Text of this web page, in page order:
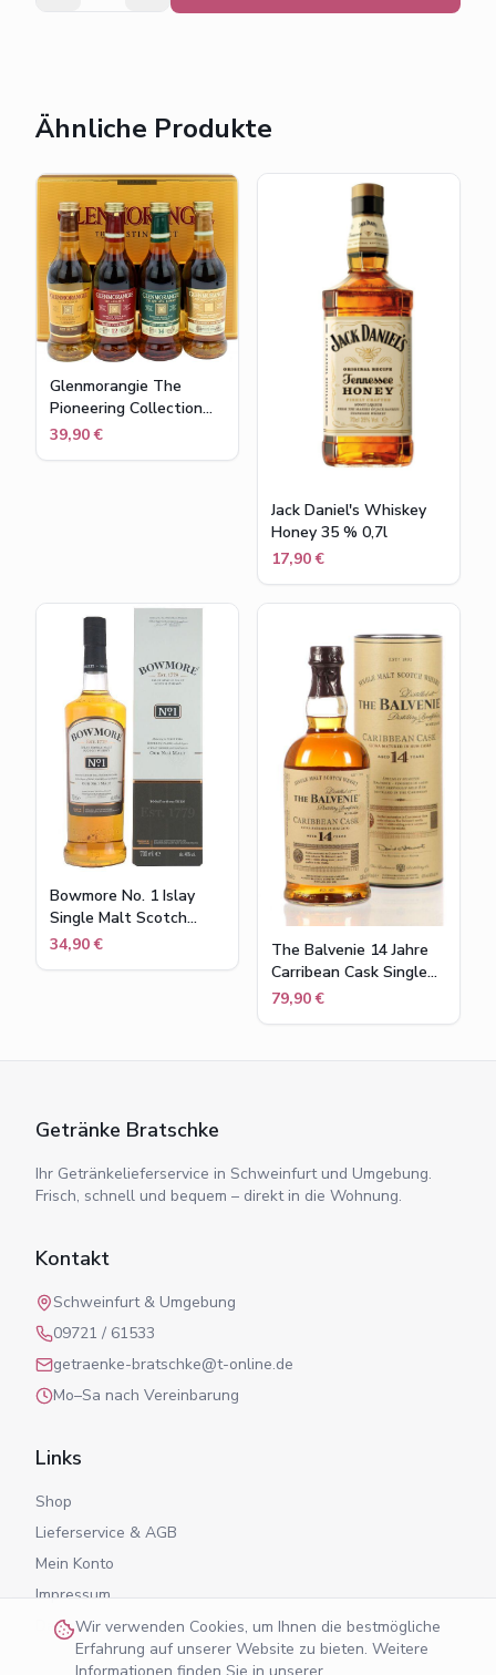
Wir verwenden Cookies, um Ihnen die bestmögliche
Erfahrung auf unserer Website zu bieten. Weitere
Ähnliche Produkte
Glenmorangie The
Pioneering Collection
Miniaturenset (4x10cl)
39,90 €
Jack Daniel's Whiskey
Honey 35 % 0,7l
17,90 €
Bowmore No. 1 Islay
Single Malt Scotch
Whisky in
34,90 €
The Balvenie 14 Jahre
Carribean Cask Single
Malt Scotch Whisky
79,90 €
Getränke Bratschke
Ihr Getränkelieferservice in Schweinfurt und Umgebung.
Frisch, schnell und bequem – direkt in die Wohnung.
Kontakt
Schweinfurt & Umgebung
09721 / 61533
getraenke-bratschke@t-online.de
Mo–Sa nach Vereinbarung
Links
Shop
Lieferservice & AGB
Mein Konto
Impressum
Datenschutz